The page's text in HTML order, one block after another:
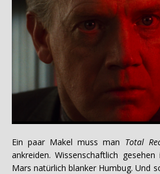
Ein paar Makel muss man Total
ankreiden. Wissenschaftlich
Mars natürlich blanker Humbug. Und